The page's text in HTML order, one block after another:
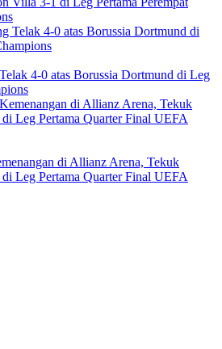
4-0 atas Borussia Dortmund di Leg
di Allianz Arena, Tekuk
Leg Pertama Quarter Final UEFA